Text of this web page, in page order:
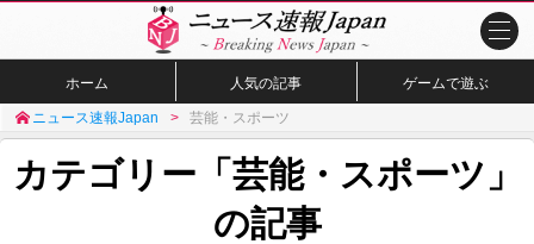
ホーム 人気の記事 ゲームで遊ぶ
ニュース速報Japan 芸能・スポーツ
カテゴリー「芸能・スポーツ」
の記事